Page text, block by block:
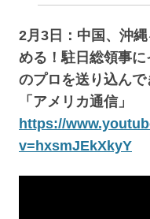
2月3日：中国、沖
める！駐日総領事
のプロを送り込ん
「アメリカ通信」
https://
v=hxsmJEkXkyY